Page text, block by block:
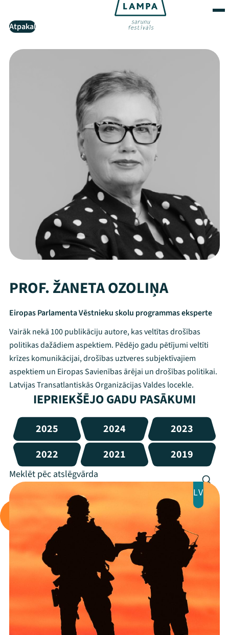
Atpakaļ
PROF. ŽANETA OZOLIŅA
Eiropas Parlamenta Vēstnieku skolu programmas eksperte
Vairāk nekā 100 publikāciju autore, kas veltītas drošības
politikas dažādiem aspektiem. Pēdējo gadu pētījumi veltīti
krīzes komunikācijai, drošības uztveres subjektīvajiem
aspektiem un Eiropas Savienības ārējai un drošības politikai.
Latvijas Transatlantiskās Organizācijas Valdes locekle.
IEPRIEKŠĒJO GADU PASĀKUMI
2025 2024
2023
2022
2021 2019
LV